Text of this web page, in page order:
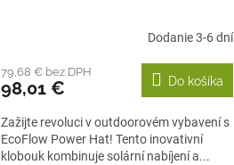
Dodanie 3-6 dní
79,68 € bez DPH
98,01 € Do košíka
Zažijte revoluci v outdoorovém vybavení s
EcoFlow Power Hat! Tento inovativní
klobouk kombinuje solární nabíjení a...